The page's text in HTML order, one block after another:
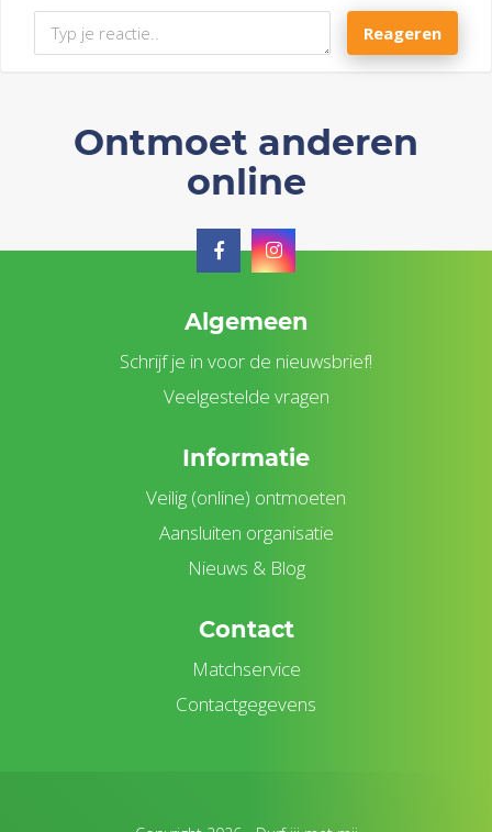
Reageren
Ontmoet anderen
online
Algemeen
Schrijf je in voor de nieuwsbrief!
Veelgestelde vragen
Informatie
Veilig (online) ontmoeten
Aansluiten organisatie
Nieuws & Blog
Contact
Matchservice
Contactgegevens